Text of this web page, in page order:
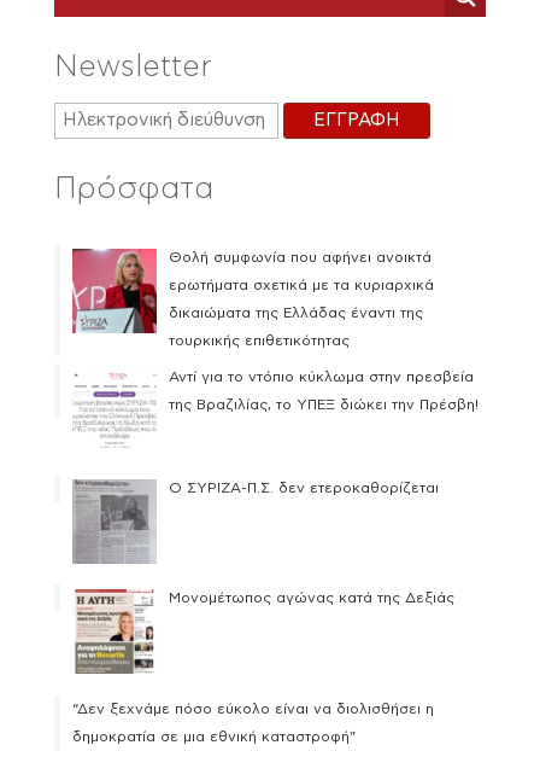
Newsletter
Πρόσφατα
Θολή συμφωνία που αφήνει ανοικτά
ερωτήματα σχετικά με τα κυριαρχικά
δικαιώματα της Ελλάδας έναντι της
τουρκικής επιθετικότητας
Αντί για το ντόπιο κύκλωμα στην πρεσβεία
της Βραζιλίας, το ΥΠΕΞ διώκει την Πρέσβη!
Ο ΣΥΡΙΖΑ-Π.Σ. δεν ετεροκαθορίζεται
Μονομέτωπος αγώνας κατά της Δεξιάς
“Δεν ξεχνάμε πόσο εύκολο είναι να διολισθήσει η
δημοκρατία σε μια εθνική καταστροφή”